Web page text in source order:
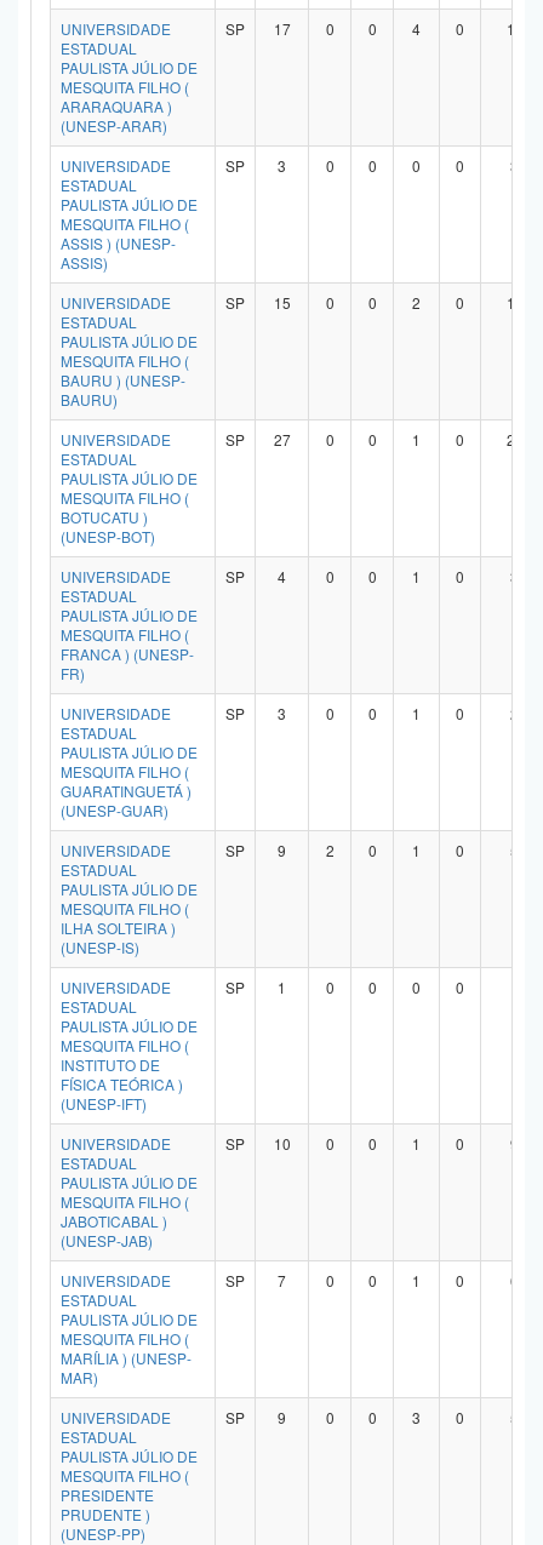
UNIVERSIDADE
ESTADUAL
PAULISTA JÚLIO DE
MESQUITA FILHO (
ARARAQUARA )
(UNESP-ARAR)
SP 17 0 0 4 0 13
UNIVERSIDADE
ESTADUAL
PAULISTA JÚLIO DE
MESQUITA FILHO (
ASSIS ) (UNESP-
ASSIS)
SP 3 0 0 0 0 3
UNIVERSIDADE
ESTADUAL
PAULISTA JÚLIO DE
MESQUITA FILHO (
BAURU ) (UNESP-
BAURU)
SP 15 0 0 2 0 12
UNIVERSIDADE
ESTADUAL
PAULISTA JÚLIO DE
MESQUITA FILHO (
BOTUCATU )
(UNESP-BOT)
SP 27 0 0 1 0 23
UNIVERSIDADE
ESTADUAL
PAULISTA JÚLIO DE
MESQUITA FILHO (
FRANCA ) (UNESP-
FR)
SP 4 0 0 1 0 3
UNIVERSIDADE
ESTADUAL
PAULISTA JÚLIO DE
MESQUITA FILHO (
GUARATINGUETÁ )
(UNESP-GUAR)
SP 3 0 0 1 0 2
UNIVERSIDADE
ESTADUAL
PAULISTA JÚLIO DE
MESQUITA FILHO (
ILHA SOLTEIRA )
(UNESP-IS)
SP 9 2 0 1 0 5
UNIVERSIDADE
ESTADUAL
PAULISTA JÚLIO DE
MESQUITA FILHO (
INSTITUTO DE
FÍSICA TEÓRICA )
(UNESP-IFT)
SP 1 0 0 0 0
UNIVERSIDADE
ESTADUAL
PAULISTA JÚLIO DE
MESQUITA FILHO (
JABOTICABAL )
(UNESP-JAB)
SP 10 0 0 1 0 9
UNIVERSIDADE
ESTADUAL
PAULISTA JÚLIO DE
MESQUITA FILHO (
MARÍLIA ) (UNESP-
MAR)
SP 7 0 0 1 0 6
UNIVERSIDADE
ESTADUAL
PAULISTA JÚLIO DE
MESQUITA FILHO (
PRESIDENTE
PRUDENTE )
(UNESP-PP)
SP 9 0 0 3 0 5